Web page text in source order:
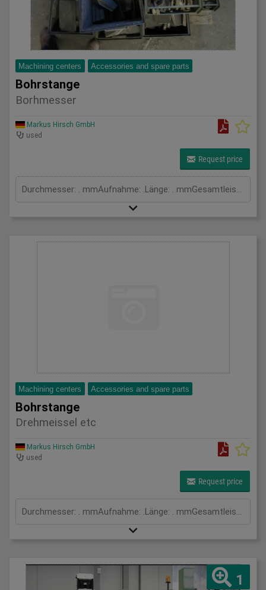
Machining centers Accessories and spare parts
Bohrstange
Borhmesser
Markus Hirsch GmbH
used
Request price
Durchmesser: . mmAufnahme: .Länge: . mmGesamtleistungsbedarf: . kWMaschinengewicht ca.: . tRaumbedarf ca.: . m
Machining centers Accessories and spare parts
Bohrstange
Drehmeissel etc
Markus Hirsch GmbH
used
Request price
Durchmesser: . mmAufnahme: .Länge: . mmGesamtleistungsbedarf: . kWMaschinengewicht ca.: . tRaumbedarf ca.: . m
1